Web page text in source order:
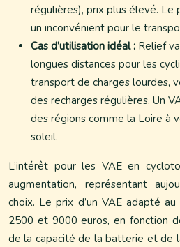
régulières), prix plus élevé. Le
un inconvénient pour le
Cas d’utilisation idéal : Relief
longues distances pour les
transport de charges lourdes,
des recharges régulières. Un
des régions comme la Loire à
soleil.
L’intérêt pour les VAE en
augmentation, représentant
choix. Le prix d’un VAE adapté
2500 et 9000 euros, en fonction
de la capacité de la batterie et de